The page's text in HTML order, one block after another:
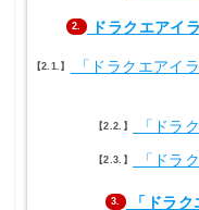
2. ドラクエアイ
2.1.
「ドラクエアイ
2.2. 「ドラ
2.3. 「ドラ
3. 「ドラク